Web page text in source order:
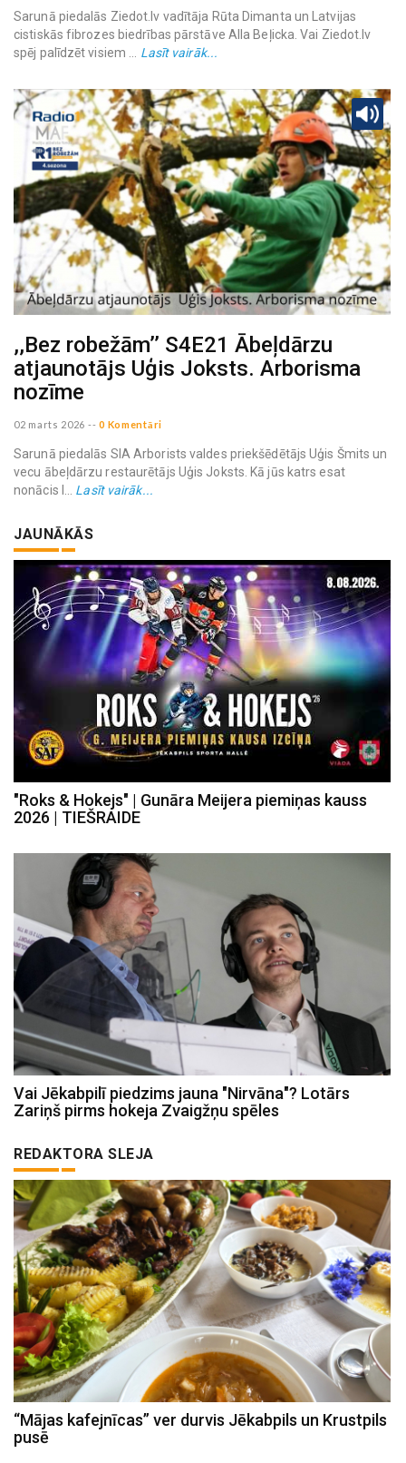
Sarunā piedalās Ziedot.lv vadītāja Rūta Dimanta un Latvijas
cistiskās fibrozes biedrības pārstāve Alla Beļicka. Vai Ziedot.lv
spēj palīdzēt visiem ... Lasīt vairāk...
,,Bez robežām’’ S4E21 Ābeļdārzu
atjaunotājs Uģis Joksts. Arborisma
nozīme
02 marts 2026 -- 0 Komentāri
Sarunā piedalās SIA Arborists valdes priekšēdētājs Uģis Šmits un
vecu ābeļdārzu restaurētājs Uģis Joksts. Kā jūs katrs esat
nonācis l... Lasīt vairāk...
JAUNĀKĀS
"Roks & Hokejs" | Gunāra Meijera piemiņas kauss
2026 | TIEŠRAIDE
Vai Jēkabpilī piedzims jauna "Nirvāna"? Lotārs
Zariņš pirms hokeja Zvaigžņu spēles
REDAKTORA SLEJA
“Mājas kafejnīcas” ver durvis Jēkabpils un Krustpils
pusē